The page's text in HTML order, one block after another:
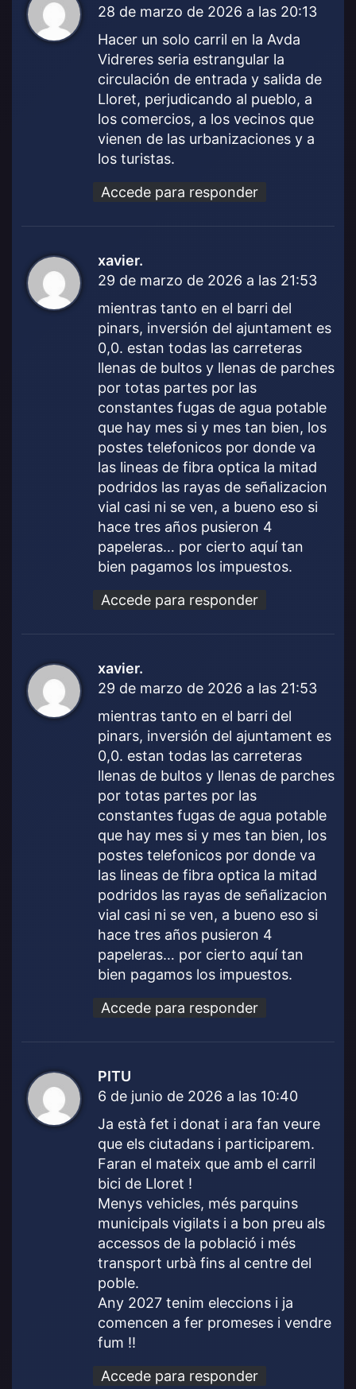
i
e
28 de marzo de 2026 a las 20:13
Hacer un solo carril en la Avda
Vidreres seria estrangular la
circulación de entrada y salida de
Lloret, perjudicando al pueblo, a
los comercios, a los vecinos que
vienen de las urbanizaciones y a
los turistas.
Accede para responder
xavier.
i
e
:
29 de marzo de 2026 a las 21:53
mientras tanto en el barri del
pinars, inversión del ajuntament es
0,0. estan todas las carreteras
llenas de bultos y llenas de parches
por totas partes por las
constantes fugas de agua potable
que hay mes si y mes tan bien, los
postes telefonicos por donde va
las lineas de fibra optica la mitad
podridos las rayas de señalizacion
vial casi ni se ven, a bueno eso si
hace tres años pusieron 4
papeleras… por cierto aquí tan
bien pagamos los impuestos.
Accede para responder
xavier.
i
e
:
29 de marzo de 2026 a las 21:53
mientras tanto en el barri del
pinars, inversión del ajuntament es
0,0. estan todas las carreteras
llenas de bultos y llenas de parches
por totas partes por las
constantes fugas de agua potable
que hay mes si y mes tan bien, los
postes telefonicos por donde va
las lineas de fibra optica la mitad
podridos las rayas de señalizacion
vial casi ni se ven, a bueno eso si
hace tres años pusieron 4
papeleras… por cierto aquí tan
bien pagamos los impuestos.
Accede para responder
PITU
i
c
e
6 de junio de 2026 a las 10:40
Ja està fet i donat i ara fan veure
que els ciutadans i participarem.
Faran el mateix que amb el carril
bici de Lloret !
Menys vehicles, més parquins
municipals vigilats i a bon preu als
accessos de la població i més
transport urbà fins al centre del
poble.
Any 2027 tenim eleccions i ja
comencen a fer promeses i vendre
fum !!
Accede para responder